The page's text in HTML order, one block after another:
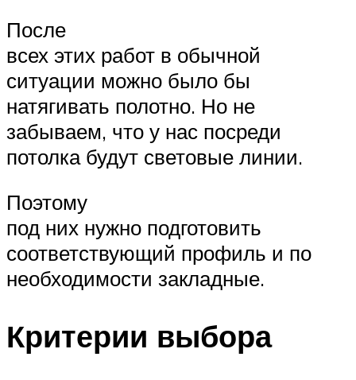
После
всех этих работ в обычной
ситуации можно было бы
натягивать полотно. Но не
забываем, что у нас посреди
потолка будут световые линии.
Поэтому
под них нужно подготовить
соответствующий профиль и по
необходимости закладные.
Критерии выбора